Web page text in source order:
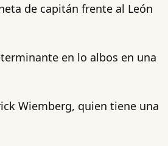
de capitán frente al León
en lo albos en una
Wiemberg, quien tiene una